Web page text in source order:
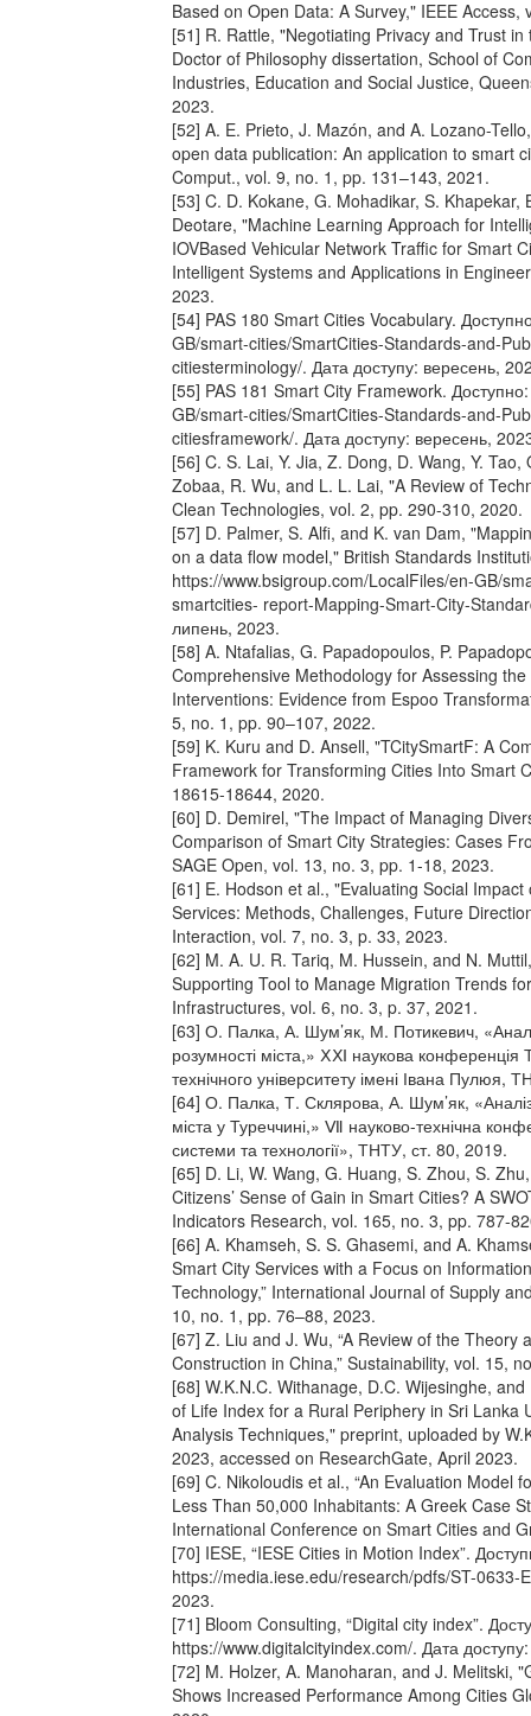
Based on Open Data: A Survey," IEEE
[51] R. Rattle, "Negotiating Privacy and Trust
Doctor of Philosophy dissertation, School of
Industries, Education and Social Justice,
2023.
[52] A. E. Prieto, J. Mazón, and A. Lozano-
open data publication: An application to smart
Comput., vol. 9, no. 1, pp. 131–143, 2021.
[53] C. D. Kokane, G. Mohadikar, S. Khapekar,
Deotare, "Machine Learning Approach for
IOVBased Vehicular Network Traffic for Smart
Intelligent Systems and Applications in
2023.
[54] PAS 180 Smart Cities Vocabulary.
GB/smart-cities/SmartCities-Standards-and-
citiesterminology/. Дата доступу: вересень,
[55] PAS 181 Smart City Framework.
GB/smart-cities/SmartCities-Standards-and-
citiesframework/. Дата доступу: вересень,
[56] C. S. Lai, Y. Jia, Z. Dong, D. Wang, Y.
Zobaa, R. Wu, and L. L. Lai, "A Review of
Clean Technologies, vol. 2, pp. 290-310, 2020.
[57] D. Palmer, S. Alfi, and K. van Dam,
on a data flow model," British Standards
https://www.bsigroup.com/LocalFiles/en-GB/
smartcities- report-Mapping-Smart-City-
липень, 2023.
[58] A. Ntafalias, G. Papadopoulos, P.
Comprehensive Methodology for Assessing
Interventions: Evidence from Espoo
5, no. 1, pp. 90–107, 2022.
[59] K. Kuru and D. Ansell, "TCitySmartF: A
Framework for Transforming Cities Into Smart
18615-18644, 2020.
[60] D. Demirel, "The Impact of Managing
Comparison of Smart City Strategies: Cases
SAGE Open, vol. 13, no. 3, pp. 1-18, 2023.
[61] E. Hodson et al., "Evaluating Social
Services: Methods, Challenges, Future
Interaction, vol. 7, no. 3, p. 33, 2023.
[62] M. A. U. R. Tariq, M. Hussein, and N.
Supporting Tool to Manage Migration Trends
Infrastructures, vol. 6, no. 3, p. 37, 2021.
[63] О. Палка, А. Шум’як, М. Потикевич,
розумності міста,» ⅩⅪ наукова конференція
технічного університету імені Івана Пулюя,
[64] О. Палка, Т. Склярова, А. Шум’як,
міста у Туреччині,» Ⅶ науково-технічна
системи та технології», ТНТУ, ст. 80, 2019.
[65] D. Li, W. Wang, G. Huang, S. Zhou, S.
Citizens’ Sense of Gain in Smart Cities? A
Indicators Research, vol. 165, no. 3, pp. 787-
[66] A. Khamseh, S. S. Ghasemi, and A.
Smart City Services with a Focus on
Technology,” International Journal of Supply
10, no. 1, pp. 76–88, 2023.
[67] Z. Liu and J. Wu, “A Review of the Theory
Construction in China,” Sustainability, vol. 15,
[68] W.K.N.C. Withanage, D.C. Wijesinghe,
of Life Index for a Rural Periphery in Sri Lanka
Analysis Techniques," preprint, uploaded by
2023, accessed on ResearchGate, April 2023.
[69] C. Nikoloudis et al., “An Evaluation Model
Less Than 50,000 Inhabitants: A Greek Case
International Conference on Smart Cities and
[70] IESE, “IESE Cities in Motion Index”.
https://media.iese.edu/research/pdfs/ST-0633-
2023.
[71] Bloom Consulting, “Digital city index”.
https://www.digitalcityindex.com/. Дата
[72] M. Holzer, A. Manoharan, and J. Melitski,
Shows Increased Performance Among Cities